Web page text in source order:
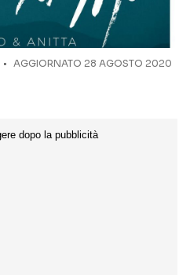
AGGIORNATO 28 AGOSTO 2020